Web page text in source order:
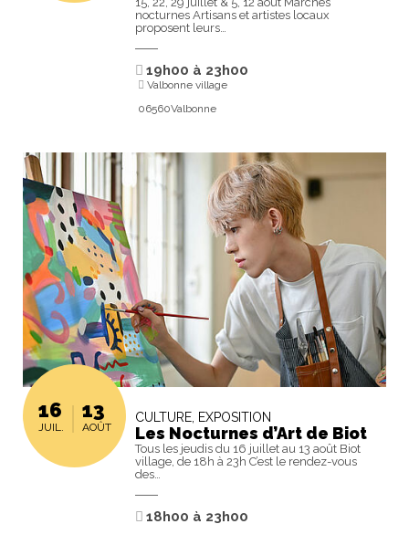
nocturnes Artisans et artistes locaux
proposent leurs…
19h00 à 23h00
Valbonne village
06560Valbonne
16
JUIL.
13
AOÛT
CULTURE, EXPOSITION
Les Nocturnes d’Art de Biot
Tous les jeudis du 16 juillet au 13 août Biot
village, de 18h à 23h C’est le rendez-vous
des…
18h00 à 23h00